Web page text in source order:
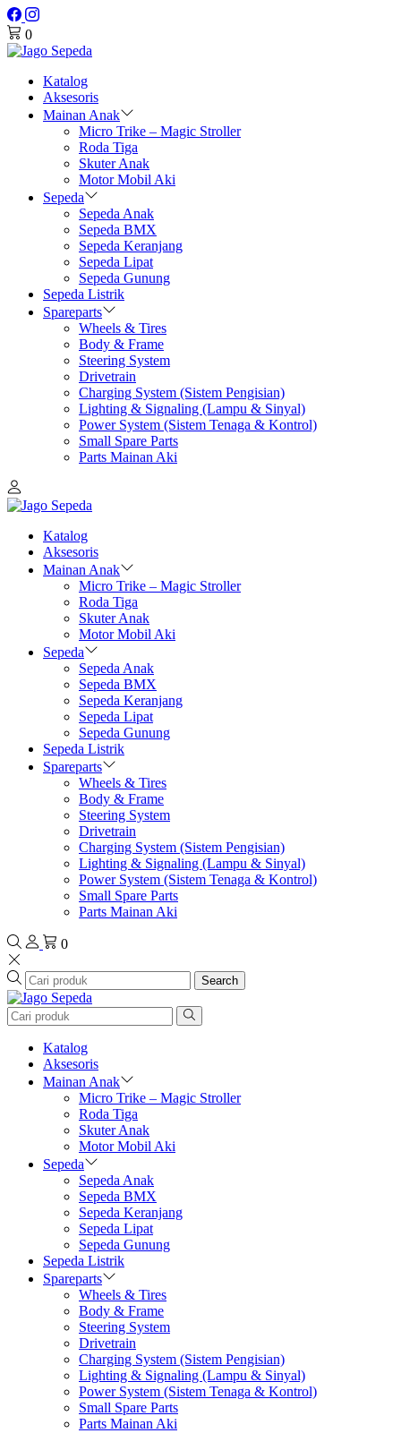
0
Katalog
Aksesoris
Mainan Anak
Micro Trike – Magic Stroller
Roda Tiga
Skuter Anak
Motor Mobil Aki
Sepeda
Sepeda Anak
Sepeda BMX
Sepeda Keranjang
Sepeda Lipat
Sepeda Gunung
Sepeda Listrik
Spareparts
Wheels & Tires
Body & Frame
Steering System
Drivetrain
Charging System (Sistem Pengisian)
Lighting & Signaling (Lampu & Sinyal)
Power System (Sistem Tenaga & Kontrol)
Small Spare Parts
Parts Mainan Aki
Katalog
Aksesoris
Mainan Anak
Micro Trike – Magic Stroller
Roda Tiga
Skuter Anak
Motor Mobil Aki
Sepeda
Sepeda Anak
Sepeda BMX
Sepeda Keranjang
Sepeda Lipat
Sepeda Gunung
Sepeda Listrik
Spareparts
Wheels & Tires
Body & Frame
Steering System
Drivetrain
Charging System (Sistem Pengisian)
Lighting & Signaling (Lampu & Sinyal)
Power System (Sistem Tenaga & Kontrol)
Small Spare Parts
Parts Mainan Aki
0
Search
Katalog
Aksesoris
Mainan Anak
Micro Trike – Magic Stroller
Roda Tiga
Skuter Anak
Motor Mobil Aki
Sepeda
Sepeda Anak
Sepeda BMX
Sepeda Keranjang
Sepeda Lipat
Sepeda Gunung
Sepeda Listrik
Spareparts
Wheels & Tires
Body & Frame
Steering System
Drivetrain
Charging System (Sistem Pengisian)
Lighting & Signaling (Lampu & Sinyal)
Power System (Sistem Tenaga & Kontrol)
Small Spare Parts
Parts Mainan Aki